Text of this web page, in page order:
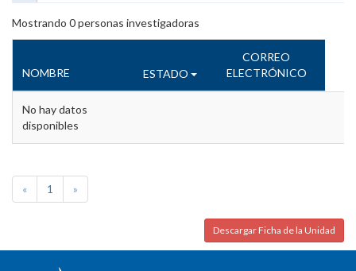
Mostrando 0personas investigadoras
NOMBRE ESTADO
CORREO
ELECTRÓNICO
No hay datos
disponibles
« 1 »
Descargar Ficha de la Unidad